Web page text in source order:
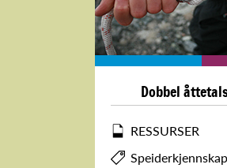
Dobbel
RESSURSER
Speiderkjennskap